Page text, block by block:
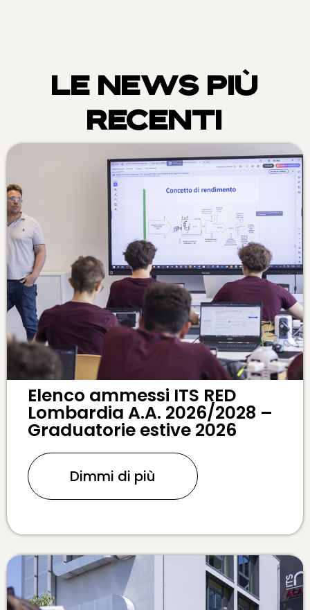
LE NEWS PIÙ
RECENTI
Elenco ammessi ITS RED
Lombardia A.A. 2026/2028 –
Graduatorie estive 2026
Dimmi di più